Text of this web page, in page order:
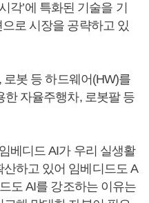
시각’에 특화된 기술을 기
로 시장을 공략하고 있
봇 등 하드웨어(HW)를
한 자율주행차, 로봇팔 등
베디드 AI가 우리 실생활
하고 있어 임베디드도 A
도 AI를 강조하는 이유는